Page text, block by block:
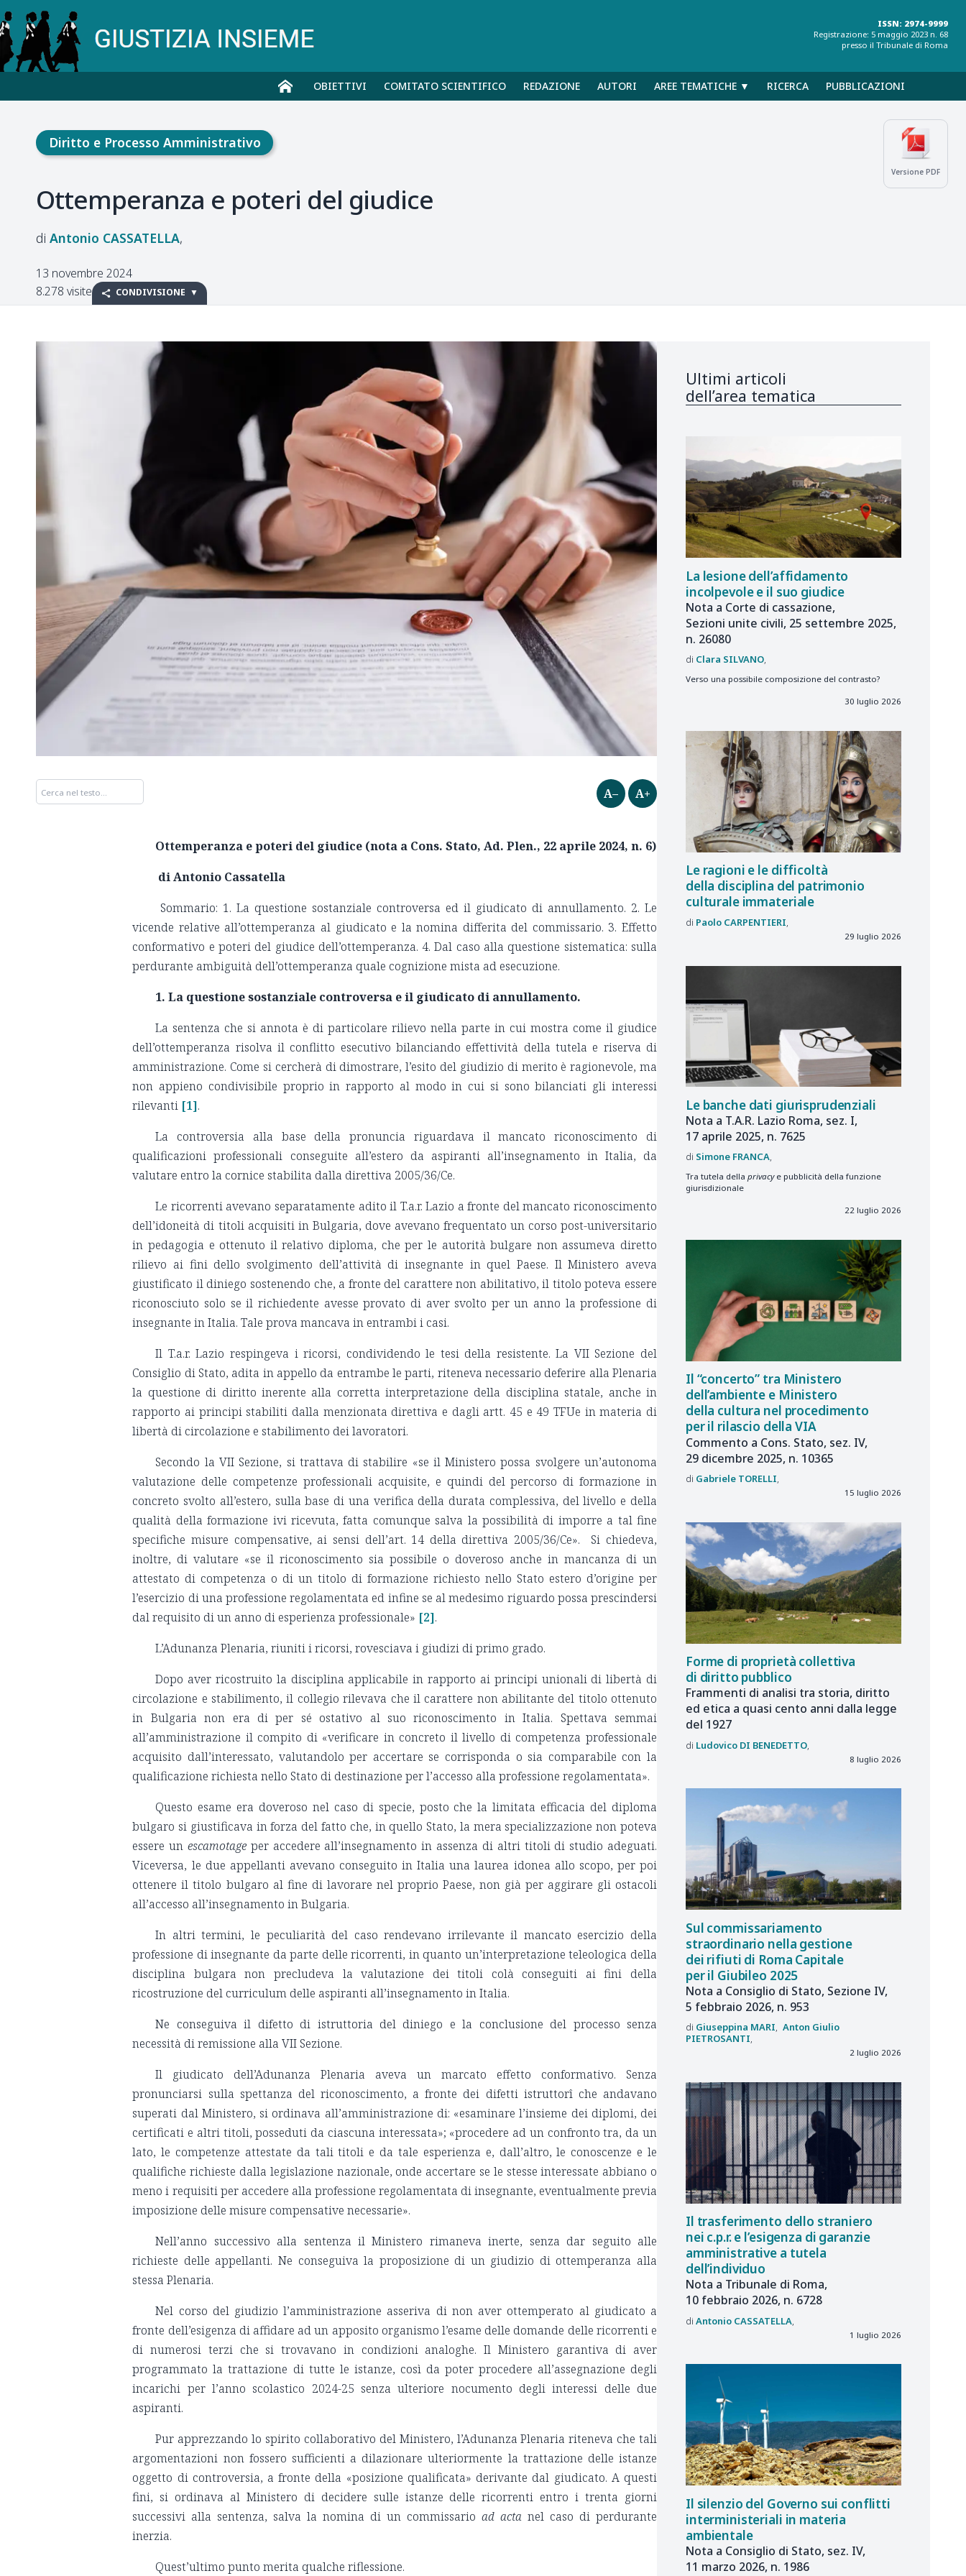
ISSN: 2974-9999
Registrazione: 5 maggio 2023 n. 68
presso il Tribunale di Roma
OBIETTIVI COMITATO SCIENTIFICO REDAZIONE AUTORI AREE TEMATICHE ▼ RICERCA PUBBLICAZIONI
Versione PDF
Diritto e Processo Amministrativo
Ottemperanza e poteri del giudice
Antonio CASSATELLA
13 novembre 2024
8.278 visite
CONDIVISIONE
A– A+
Ottemperanza e poteri del giudice (nota a Cons. Stato, Ad. Plen., 22 aprile 2024, n. 6)
di Antonio Cassatella
Sommario: 1. La questione sostanziale controversa ed il giudicato di annullamento. 2. Le
vicende relative all’ottemperanza al giudicato e la nomina differita del commissario. 3. Effetto
conformativo e poteri del giudice dell’ottemperanza. 4. Dal caso alla questione sistematica: sulla
perdurante ambiguità dell’ottemperanza quale cognizione mista ad esecuzione.
1. La questione sostanziale controversa e il giudicato di annullamento.
La sentenza che si annota è di particolare rilievo nella parte in cui mostra come il giudice
dell’ottemperanza risolva il conflitto esecutivo bilanciando effettività della tutela e riserva di
amministrazione. Come si cercherà di dimostrare, l’esito del giudizio di merito è ragionevole, ma
non appieno condivisibile proprio in rapporto al modo in cui si sono bilanciati gli interessi
rilevanti [1].
La controversia alla base della pronuncia riguardava il mancato riconoscimento di
qualificazioni professionali conseguite all’estero da aspiranti all’insegnamento in Italia, da
valutare entro la cornice stabilita dalla direttiva 2005/36/Ce.
Le ricorrenti avevano separatamente adito il T.a.r. Lazio a fronte del mancato riconoscimento
dell’idoneità di titoli acquisiti in Bulgaria, dove avevano frequentato un corso post-universitario
in pedagogia e ottenuto il relativo diploma, che per le autorità bulgare non assumeva diretto
rilievo ai fini dello svolgimento dell’attività di insegnante in quel Paese. Il Ministero aveva
giustificato il diniego sostenendo che, a fronte del carattere non abilitativo, il titolo poteva essere
riconosciuto solo se il richiedente avesse provato di aver svolto per un anno la professione di
insegnante in Italia. Tale prova mancava in entrambi i casi.
Il T.a.r. Lazio respingeva i ricorsi, condividendo le tesi della resistente. La VII Sezione del
Consiglio di Stato, adita in appello da entrambe le parti, riteneva necessario deferire alla Plenaria
la questione di diritto inerente alla corretta interpretazione della disciplina statale, anche in
rapporto ai principi stabiliti dalla menzionata direttiva e dagli artt. 45 e 49 TFUe in materia di
libertà di circolazione e stabilimento dei lavoratori.
Secondo la VII Sezione, si trattava di stabilire «se il Ministero possa svolgere un’autonoma
valutazione delle competenze professionali acquisite, e quindi del percorso di formazione in
concreto svolto all’estero, sulla base di una verifica della durata complessiva, del livello e della
qualità della formazione ivi ricevuta, fatta comunque salva la possibilità di imporre a tal fine
specifiche misure compensative, ai sensi dell’art. 14 della direttiva 2005/36/Ce». Si chiedeva,
inoltre, di valutare «se il riconoscimento sia possibile o doveroso anche in mancanza di un
attestato di competenza o di un titolo di formazione richiesto nello Stato estero d’origine per
l’esercizio di una professione regolamentata ed infine se al medesimo riguardo possa prescindersi
dal requisito di un anno di esperienza professionale» [2].
L’Adunanza Plenaria, riuniti i ricorsi, rovesciava i giudizi di primo grado.
Dopo aver ricostruito la disciplina applicabile in rapporto ai principi unionali di libertà di
circolazione e stabilimento, il collegio rilevava che il carattere non abilitante del titolo ottenuto
in Bulgaria non era di per sé ostativo al suo riconoscimento in Italia. Spettava semmai
all’amministrazione il compito di «verificare in concreto il livello di competenza professionale
acquisito dall’interessato, valutandolo per accertare se corrisponda o sia comparabile con la
qualificazione richiesta nello Stato di destinazione per l’accesso alla professione regolamentata».
Questo esame era doveroso nel caso di specie, posto che la limitata efficacia del diploma
bulgaro si giustificava in forza del fatto che, in quello Stato, la mera specializzazione non poteva
essere unescamotage per accedere all’insegnamento in assenza di altri titoli di studio adeguati.
Viceversa, le due appellanti avevano conseguito in Italia una laurea idonea allo scopo, per poi
ottenere il titolo bulgaro al fine di lavorare nel proprio Paese, non già per aggirare gli ostacoli
all’accesso all’insegnamento in Bulgaria.
In altri termini, le peculiarità del caso rendevano irrilevante il mancato esercizio della
professione di insegnante da parte delle ricorrenti, in quanto un’interpretazione teleologica della
disciplina bulgara non precludeva la valutazione dei titoli colà conseguiti ai fini della
ricostruzione del curriculum delle aspiranti all’insegnamento in Italia.
Ne conseguiva il difetto di istruttoria del diniego e la conclusione del processo senza
necessità di remissione alla VII Sezione.
Il giudicato dell’Adunanza Plenaria aveva un marcato effetto conformativo. Senza
pronunciarsi sulla spettanza del riconoscimento, a fronte dei difetti istruttorî che andavano
superati dal Ministero, si ordinava all’amministrazione di: «esaminare l’insieme dei diplomi, dei
certificati e altri titoli, posseduti da ciascuna interessata»; «procedere ad un confronto tra, da un
lato, le competenze attestate da tali titoli e da tale esperienza e, dall’altro, le conoscenze e le
qualifiche richieste dalla legislazione nazionale, onde accertare se le stesse interessate abbiano o
meno i requisiti per accedere alla professione regolamentata di insegnante, eventualmente previa
imposizione delle misure compensative necessarie».
Nell’anno successivo alla sentenza il Ministero rimaneva inerte, senza dar seguito alle
richieste delle appellanti. Ne conseguiva la proposizione di un giudizio di ottemperanza alla
stessa Plenaria.
Nel corso del giudizio l’amministrazione asseriva di non aver ottemperato al giudicato a
fronte dell’esigenza di affidare ad un apposito organismo l’esame delle domande delle ricorrenti e
di numerosi terzi che si trovavano in condizioni analoghe. Il Ministero garantiva di aver
programmato la trattazione di tutte le istanze, così da poter procedere all’assegnazione degli
incarichi per l’anno scolastico 2024-25 senza ulteriore nocumento degli interessi delle due
aspiranti.
Pur apprezzando lo spirito collaborativo del Ministero, l’Adunanza Plenaria riteneva che tali
argomentazioni non fossero sufficienti a dilazionare ulteriormente la trattazione delle istanze
oggetto di controversia, a fronte della «posizione qualificata» derivante dal giudicato. A questi
fini, si ordinava al Ministero di decidere sulle istanze delle ricorrenti entro i trenta giorni
successivi alla sentenza, salva la nomina di un commissarioad acta nel caso di perdurante
inerzia.
Quest’ultimo punto merita qualche riflessione.
Ultimi articoli
dell’area tematica
La lesione dell’affidamento
incolpevole e il suo giudice
Nota a Corte di cassazione,
Sezioni unite civili, 25 settembre 2025,
n. 26080
Clara SILVANO
Verso una possibile composizione del contrasto?
30 luglio 2026
Le ragioni e le difficoltà
della disciplina del patrimonio
culturale immateriale
Paolo CARPENTIERI
29 luglio 2026
Le banche dati giurisprudenziali
Nota a T.A.R. Lazio Roma, sez. I,
17 aprile 2025, n. 7625
Simone FRANCA
Tra tutela della privacye pubblicità della funzione
giurisdizionale
22 luglio 2026
Il “concerto” tra Ministero
dell’ambiente e Ministero
della cultura nel procedimento
per il rilascio della VIA
Commento a Cons. Stato, sez. IV,
29 dicembre 2025, n. 10365
Gabriele TORELLI
15 luglio 2026
Forme di proprietà collettiva
di diritto pubblico
Frammenti di analisi tra storia, diritto
ed etica a quasi cento anni dalla legge
del 1927
Ludovico DI BENEDETTO
8 luglio 2026
Sul commissariamento
straordinario nella gestione
dei rifiuti di Roma Capitale
per il Giubileo 2025
Nota a Consiglio di Stato, Sezione IV,
5 febbraio 2026, n. 953
Giuseppina MARI
Anton Giulio
PIETROSANTI
2 luglio 2026
Il trasferimento dello straniero
nei c.p.r. e l’esigenza di garanzie
amministrative a tutela
dell’individuo
Nota a Tribunale di Roma,
10 febbraio 2026, n. 6728
Antonio CASSATELLA
1 luglio 2026
Il silenzio del Governo sui conflitti
interministeriali in materia
ambientale
Nota a Consiglio di Stato, sez. IV,
11 marzo 2026, n. 1986